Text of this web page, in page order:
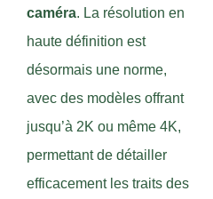
caméra. La résolution en
haute définition est
désormais une norme,
avec des modèles offrant
jusqu’à 2K ou même 4K,
permettant de détailler
efficacement les traits des